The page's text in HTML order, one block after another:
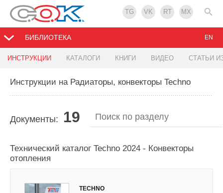
TG VK RT MX
БИБЛИОТЕКА
ИНСТРУКЦИИ КАТАЛОГИ КНИГИ ВИДЕО СТАТЬИ
EN
Инструкции на Радиаторы, конвекторы Techno
Документы: 19
Технический каталог Techno 2024 - Конвекторы
отопления
TECHNO